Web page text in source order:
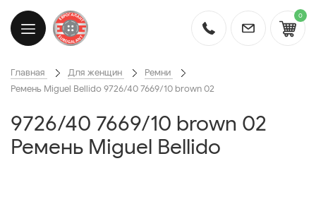
0
Главная Для женщин
Ремни
Ремень Miguel Bellido 9726/40 7669/10 brown 02
9726/40 7669/10 brown 02
Ремень Miguel Bellido